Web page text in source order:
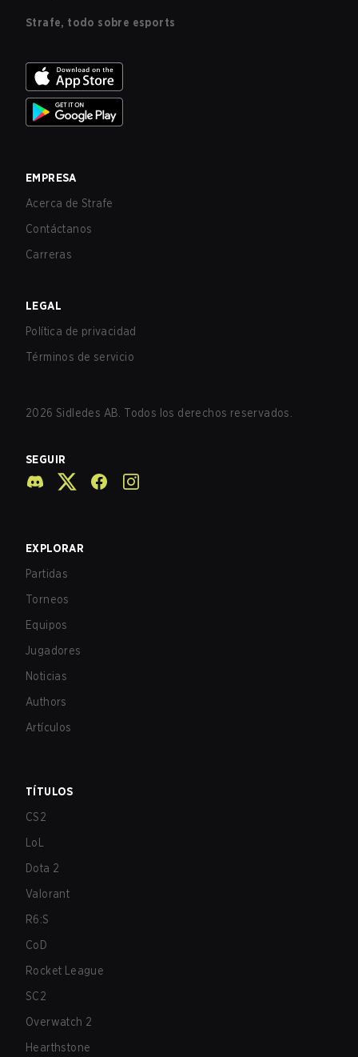
Strafe, todo sobre esports
EMPRESA
Acerca de Strafe
Contáctanos
Carreras
LEGAL
Política de privacidad
Términos de servicio
2026 Sidledes AB. Todos los derechos reservados.
SEGUIR
EXPLORAR
Partidas
Torneos
Equipos
Jugadores
Noticias
Authors
Artículos
TÍTULOS
CS2
LoL
Dota 2
Valorant
R6:S
CoD
Rocket League
SC2
Overwatch 2
Hearthstone